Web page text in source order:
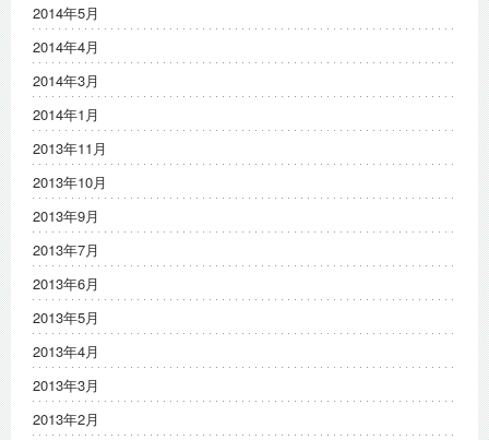
2014年5月
2014年4月
2014年3月
2014年1月
2013年11月
2013年10月
2013年9月
2013年7月
2013年6月
2013年5月
2013年4月
2013年3月
2013年2月